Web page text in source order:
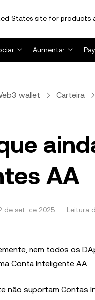
States site for products
Aumentar Pay
wallet Carteira
AA
de set. de 2025 Leitura
nem todos os
Conta Inteligente AA.
não suportam Contas